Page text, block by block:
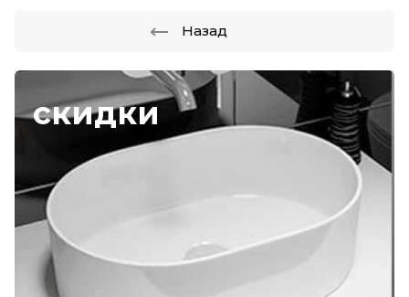
скидки
Назад